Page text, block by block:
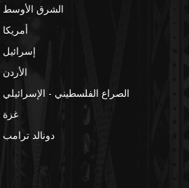
الشرق الأوسط
أمريكا
إسرائيل
الأردن
الصراع الفلسطيني - الإسرائيلي
غزة
دونالد ترامب